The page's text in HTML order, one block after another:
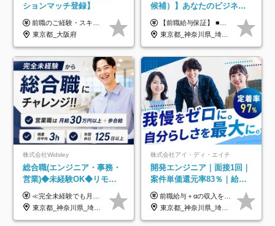
ションマッチ登録】
前職のご経験・スキル等を考慮して決定します。
東京都_大阪府
候補）】あなたのビジネス
経験をAI業界で活かす◆IT
未経験OK◆目指せるコンサ
ル
【前職給与保証】 ■未経験者： 月給30万円～35万円 ■ローキャリア（経験目安1年程度）： 月給35万円～40万円 ■経験者（経験目安3年以上）： 月給40万円～60万円 ■即戦力（経験目安5年以上）： 月給45万円～80万円 ※上記金額には固定残業代30時間分 【未経験者5万5000円～7万3000円、 ローキャリア6万4000円～7万3000円、 経験者5万8000円～10万9000円、 即戦力8万2000円～14万5000円】を含みます。 ※30時間を超える場合は追加で全額支給します。 ※経験・能力・前職給与などを総合的に評価したうえでご納得いただけるよう個別決定。 未経験者の場合、前職給与とポテンシャルを査定のうえ決定いたします。 ※日本国内でのIT業界経験、または同等の実務経験と能力に応じて決定します。 ※前職給与は日本円かつ、日本国内での実績に基づき評価します。 【納得の評価システム】 ★クォーター毎に査定する評価制度導入！ 明確な評価基準で翌年度年収を上げましょう！ ★評価対象期間に在籍中のほとんどの社員が昇給し 年収アップを実現しています！ ★様々なインセンティブ制度を用意し多角的に正当評価しています！ ※試用期間6カ月（期間中の待遇等に差異なし）
東京都_神奈川県_埼玉県_千葉県
株式会社Widsley
総合職(エンジニア・事務・
営業)◆未経験OK◆リモー
トあり◆残業月3h◆服装髪
型自由
≪完全未経験でも月給40万円以上も可能です！≫ -------------- 【1】ITエンジニア 月給26万円～50万円＋プロジェクト手当＋資格手当 【2】IT事務、営業事務 月給26万円～50万円＋プロジェクト手当＋資格手当 ≪【1】【2】共通≫ ★上記給与には固定残業代20時間分(月3万719円～)を含みます。残業が超過した場合は、追加支給します(残業は月平均3時間とほぼ発生しません。残業がなくても、固定残業代は支給されます) ★試用期間6ヵ月あり（期間中は月給23万1000円～。固定残業代20時間分3万719円～を含む／超過分は別途支給） -------------- 【3】SES営業、SaaS営業 月給30万円以上＋インセンティブ＋各種手当 ★上記給与には固定残業代45時間分(月7万6967円～)を含みます。残業が超過した場合は、追加支給します(残業は月平均3時間とほぼ発生しません。残業がなくても、固定残業代は支給されます) ★試用期間6ヵ月あり(期間中も給与や福利厚生は同じです)
東京都_神奈川県_埼玉県_千葉県_大阪府_愛知県_北海道_青森県_岩手県_宮城県_秋田県_山形県_福島県_茨城県_栃木県_群馬県_新潟県_山梨県_長野県_富山県_石川県_福井県_静岡県_岐阜県_三重県_兵庫県_京都府_滋賀県_奈良県_和歌山県_広島県_岡山県_鳥取県_島根県_山口県_徳島県_香川県_愛媛県_高知県_福岡県_熊本県_佐賀県_長崎県_大分県_宮崎県_鹿児島県_沖縄県
株式会社アイ・ディ・エイチ
開発エンジニア｜面接1回｜
案件単価還元率83％｜給与
UP保証｜年休140日｜在宅
利用率9割｜独立支援・副業
制度
前職給与＋αの収入を保証 月給42万円～120万円＋各種手当＋賞与 給与基準が明確かつ高還元です。 一人ひとりが安定した環境のもと、長く活躍できる職場を目指しています。 ※平均年収650万円 ・還元率83％ ・各種手当について 職能手当／職務手当／資格手当／営業手当 など ※前職での経験・能力、給与などを考慮の上、当社規定により優遇いたします ※試用期間あり（3ヶ月／期間中の条件に変動はありません） ※上記金額には固定残業代（78,948円～225,564円/月30時間分）を含みます 超過分は別途全額支給いたします ・年収UPを保証 過去には転職時に〈年収200万円UP〉したエンジニアも在籍しています。入社時だけでなく、入社後も安心の給与水準で働ける環境です。キャリアや技術力が正当に評価されていないと感じていたら、一度面接でお話ししましょう！ 当社では管理職の人数は最低限にし、無駄な管理をしません。その費用削減分を社員の給与に還元しています！
東京都_神奈川県_埼玉県_千葉県_大阪府_愛知県_北海道_青森県_岩手県_宮城県_秋田県_山形県_福島県_茨城県_栃木県_群馬県_新潟県_山梨県_長野県_富山県_石川県_福井県_静岡県_岐阜県_三重県_兵庫県_京都府_滋賀県_奈良県_和歌山県_広島県_岡山県_鳥取県_島根県_山口県_徳島県_香川県_愛媛県_高知県_福岡県_熊本県_佐賀県_長崎県_大分県_宮崎県_鹿児島県_沖縄県